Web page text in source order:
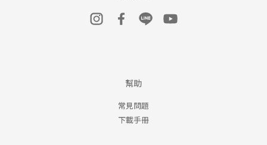
幫助
常見問題
下載手冊